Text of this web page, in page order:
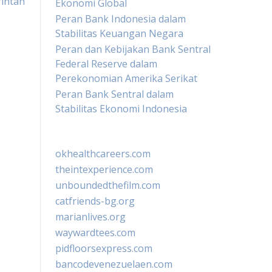
Ekonomi Global
Peran Bank Indonesia dalam
Stabilitas Keuangan Negara
Peran dan Kebijakan Bank Sentral
Federal Reserve dalam
Perekonomian Amerika Serikat
Peran Bank Sentral dalam
Stabilitas Ekonomi Indonesia
okhealthcareers.com
theintexperience.com
unboundedthefilm.com
catfriends-bg.org
marianlives.org
waywardtees.com
pidfloorsexpress.com
bancodevenezuelaen.com